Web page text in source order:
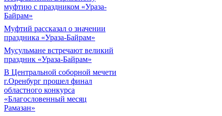
муфтию с праздником «Ураза-
Байрам»
Муфтий рассказал о значении
праздника «Ураза-Байрам»
Мусульмане встречают великий
праздник «Ураза-Байрам»
В Центральной соборной мечети
г.Оренбург прошел финал
областного конкурса
«Благословенный месяц
Рамазан»